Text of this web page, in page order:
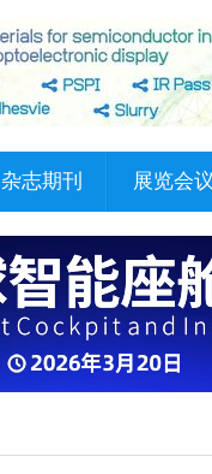
杂志期刊 展览会议